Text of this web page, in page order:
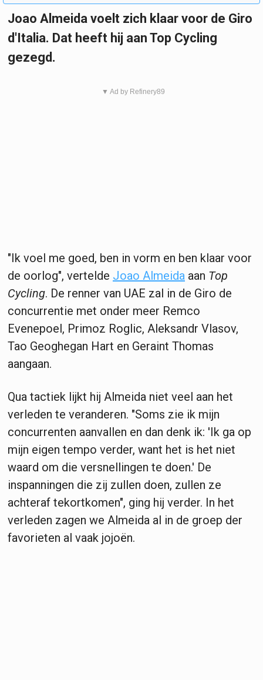
Joao Almeida voelt zich klaar voor de Giro
d'Italia. Dat heeft hij aan Top Cycling
gezegd.
▼ Ad by Refinery89
"Ik voel me goed, ben in vorm en ben klaar voor
de oorlog", vertelde Joao Almeida aan Top
Cycling. De renner van UAE zal in de Giro de
concurrentie met onder meer Remco
Evenepoel, Primoz Roglic, Aleksandr Vlasov,
Tao Geoghegan Hart en Geraint Thomas
aangaan.
Qua tactiek lijkt hij Almeida niet veel aan het
verleden te veranderen. "Soms zie ik mijn
concurrenten aanvallen en dan denk ik: 'Ik ga op
mijn eigen tempo verder, want het is het niet
waard om die versnellingen te doen.' De
inspanningen die zij zullen doen, zullen ze
achteraf tekortkomen", ging hij verder. In het
verleden zagen we Almeida al in de groep der
favorieten al vaak jojoën.